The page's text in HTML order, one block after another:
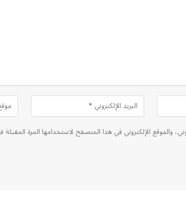
والموقع الإلكتروني في هذا المتصفح لاستخدامها المرة المقبلة